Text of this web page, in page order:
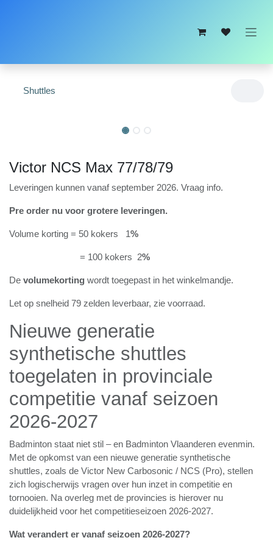
Shuttles
Victor NCS Max 77/78/79
Leveringen kunnen vanaf september 2026. Vraag info.
Pre order nu voor grotere leveringen.
Volume korting = 50 kokers 1
= 100 kokers 2%
Devolumekortingwordt toegepast in het
Nieuwe generatie
synthetische shuttles
toegelaten in provinciale
competitie vanaf seizoen
2026-2027
Badminton staat niet stil – en Badminton Vlaanderen
evenmin. Met de opkomst van een nieuwe generatie
synthetische shuttles, zoals de Victor New Carbosonic /
NCS (Pro), stellen zich logischerwijs vragen over hun
inzet in competitie en tornooien. Na overleg met de
competitieseizoen 2026-2027.